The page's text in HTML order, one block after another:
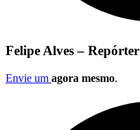
Felipe Alves – Repórter
Envie um agora mesmo.